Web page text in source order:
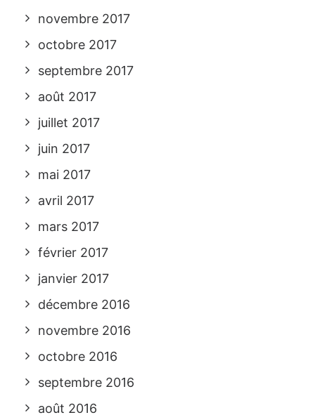
novembre 2017
octobre 2017
septembre 2017
août 2017
juillet 2017
juin 2017
mai 2017
avril 2017
mars 2017
février 2017
janvier 2017
décembre 2016
novembre 2016
octobre 2016
septembre 2016
août 2016